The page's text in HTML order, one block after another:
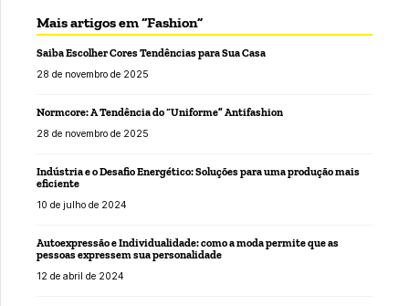
Mais artigos em “Fashion”
Saiba Escolher Cores Tendências para Sua Casa
28 de novembro de 2025
Normcore: A Tendência do “Uniforme” Antifashion
28 de novembro de 2025
Indústria e o Desafio Energético: Soluções para uma produção mais
eficiente
10 de julho de 2024
Autoexpressão e Individualidade: como a moda permite que as
pessoas expressem sua personalidade
12 de abril de 2024